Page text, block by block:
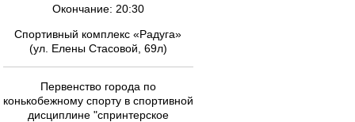
Окончание: 20:30
Спортивный комплекс «Радуга»
(ул. Елены Стасовой, 69л)
Первенство города по
конькобежному спорту в спортивной
дисциплине "спринтерское